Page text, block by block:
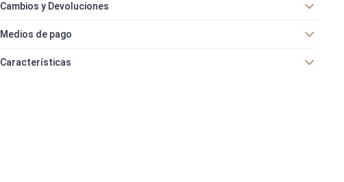
Cambios y Devoluciones
Medios de pago
Características